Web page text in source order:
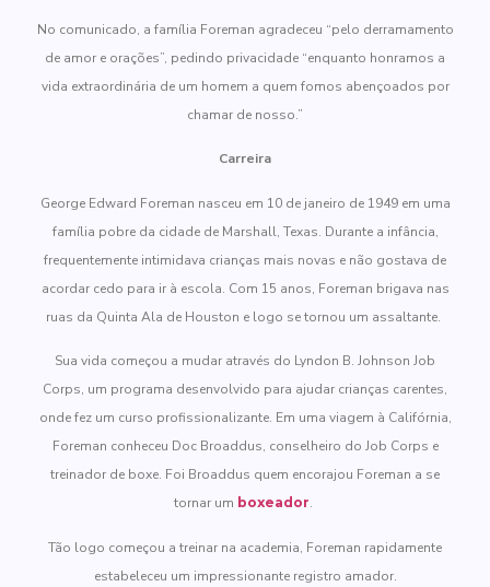
No comunicado, a família Foreman agradeceu “pelo derramamento
de amor e orações”, pedindo privacidade “enquanto honramos a
vida extraordinária de um homem a quem fomos abençoados por
chamar de nosso.”
Carreira
George Edward Foreman nasceu em 10 de janeiro de 1949 em uma
família pobre da cidade de Marshall, Texas. Durante a infância,
frequentemente intimidava crianças mais novas e não gostava de
acordar cedo para ir à escola. Com 15 anos, Foreman brigava nas
ruas da Quinta Ala de Houston e logo se tornou um assaltante.
Sua vida começou a mudar através do Lyndon B. Johnson Job
Corps, um programa desenvolvido para ajudar crianças carentes,
onde fez um curso profissionalizante. Em uma viagem à Califórnia,
Foreman conheceu Doc Broaddus, conselheiro do Job Corps e
treinador de boxe. Foi Broaddus quem encorajou Foreman a se
tornar um boxeador.
Tão logo começou a treinar na academia, Foreman rapidamente
estabeleceu um impressionante registro amador.